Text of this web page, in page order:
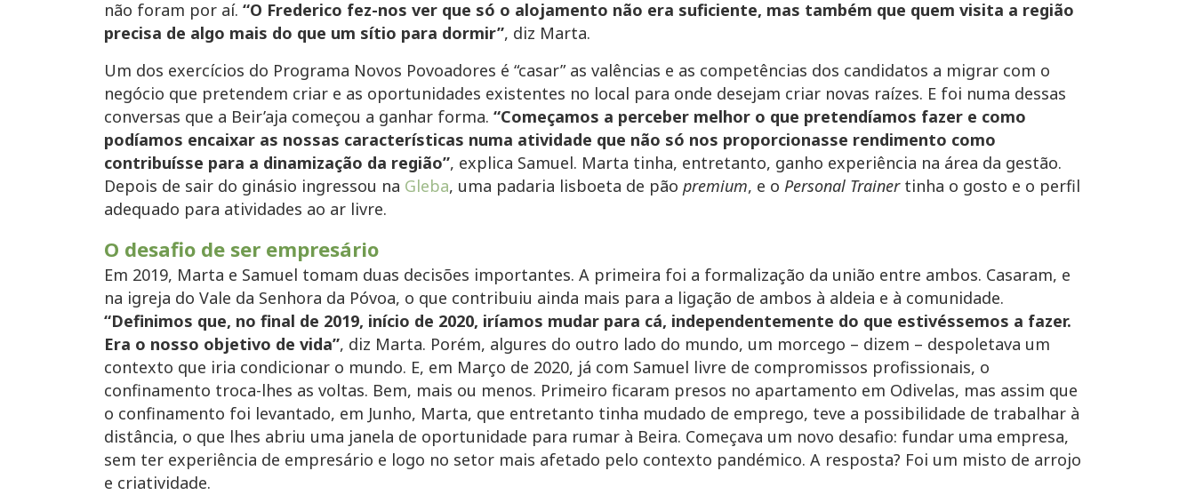
não foram por aí. “O Frederico fez-nos ver que só o alojamento não era suficiente, mas também que quem visita a região
precisa de algo mais do que um sítio para dormir”, diz Marta.
Um dos exercícios do Programa Novos Povoadores é “casar” as valências e as competências dos candidatos a migrar com o
negócio que pretendem criar e as oportunidades existentes no local para onde desejam criar novas raízes. E foi numa dessas
conversas que a Beir’aja começou a ganhar forma. “Começamos a perceber melhor o que pretendíamos fazer e como
podíamos encaixar as nossas características numa atividade que não só nos proporcionasse rendimento como
contribuísse para a dinamização da região”, explica Samuel. Marta tinha, entretanto, ganho experiência na área da gestão.
Depois de sair do ginásio ingressou na Gleba, uma padaria lisboeta de pão premium, e o Personal Trainertinha o gosto e o perfil
adequado para atividades ao ar livre.
O desafio de ser empresário
Em 2019, Marta e Samuel tomam duas decisões importantes. A primeira foi a formalização da união entre ambos. Casaram, e
na igreja do Vale da Senhora da Póvoa, o que contribuiu ainda mais para a ligação de ambos à aldeia e à comunidade.
“Definimos que, no final de 2019, início de 2020, iríamos mudar para cá, independentemente do que estivéssemos a fazer.
Era o nosso objetivo de vida”, diz Marta. Porém, algures do outro lado do mundo, um morcego – dizem – despoletava um
contexto que iria condicionar o mundo. E, em Março de 2020, já com Samuel livre de compromissos profissionais, o
confinamento troca-lhes as voltas. Bem, mais ou menos. Primeiro ficaram presos no apartamento em Odivelas, mas assim que
o confinamento foi levantado, em Junho, Marta, que entretanto tinha mudado de emprego, teve a possibilidade de trabalhar à
distância, o que lhes abriu uma janela de oportunidade para rumar à Beira. Começava um novo desafio: fundar uma empresa,
sem ter experiência de empresário e logo no setor mais afetado pelo contexto pandémico. A resposta? Foi um misto de arrojo
e criatividade.